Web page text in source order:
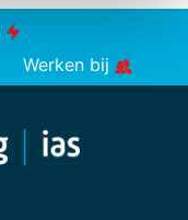
Werken bij